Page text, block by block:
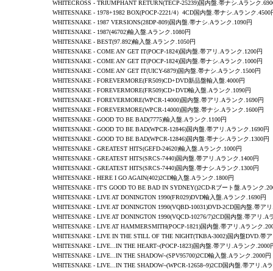
WHITECROSS - TRIUMPHANT RETURN(TECP-25239)国内盤.帯ナシ.Aランク
WHITESNAKE - 1978+1982 BOX(POCP-2221/4）4CD国内盤.帯ナシ.Aランク.4500
WHITESNAKE - 1987 VERSIONS(28DP-809)国内盤.帯ナシ.Aランク.1090円
WHITESNAKE - 1987(46702)輸入盤.Aランク.1080円
WHITESNAKE - BEST(97.892)輸入盤.Aランク.1050円
WHITESNAKE - COME AN' GET IT(POCP-1824)国内盤.帯アリ.Aランク.1200円
WHITESNAKE - COME AN' GET IT(POCP-1824)国内盤.帯ナシ.Aランク.1000円
WHITESNAKE - COME AN' GET IT(UICY-6879)国内盤.帯ナシ.Aランク.1500円
WHITESNAKE - FOREVERMORE(FR509)CD+DVD新品盤輸入盤.4000円
WHITESNAKE - FOREVERMORE(FR509)CD+DVD輸入盤.Aランク.1090円
WHITESNAKE - FOREVERMORE(WPCR-14000)国内盤.帯アリ.Aランク.1690円
WHITESNAKE - FOREVERMORE(WPCR-14000)国内盤.帯ナシ.Aランク.1600円
WHITESNAKE - GOOD TO BE BAD(7775)輸入盤.Aランク.1100円
WHITESNAKE - GOOD TO BE BAD(WPCR-12846)国内盤.帯アリ.Aランク.1690円
WHITESNAKE - GOOD TO BE BAD(WPCR-12846)国内盤.帯ナシ.Aランク.1300円
WHITESNAKE - GREATEST HITS(GEFD-24620)輸入盤.Aランク.1000円
WHITESNAKE - GREATEST HITS(SRCS-7440)国内盤.帯アリ.Aランク.1400円
WHITESNAKE - GREATEST HITS(SRCS-7440)国内盤.帯ナシ.Aランク.1300円
WHITESNAKE - HERE I GO AGAIN(402)2CD輸入盤.Aランク.1800円
WHITESNAKE - IT'S GOOD TO BE BAD IN SYDNEY()2CD-Rブート盤.Aランク
WHITESNAKE - LIVE AT DONINGTON 1990(FR029)DVD輸入盤.Aランク.1690円
WHITESNAKE - LIVE AT DONINGTON 1990(VQBD-10031)DVD-2CD国内盤.帯ア
WHITESNAKE - LIVE AT DONINGTON 1990(VQCD-10276/7)2CD国内盤.帯アリ.A
WHITESNAKE - LIVE AT HAMMERSMITH(POCP-1821)国内盤.帯アリ.Aランク
WHITESNAKE - LIVE IN THE STILL OF THE NIGHT(TKBA-3002)国内盤DVD.帯
WHITESNAKE - LIVE...IN THE HEART~(POCP-1823)国内盤.帯アリ.Aランク.2000
WHITESNAKE - LIVE...IN THE SHADOW~(SPV95700)2CD輸入盤.Aランク.2000円
WHITESNAKE - LIVE...IN THE SHADOW~(WPCR-12658~9)2CD国内盤.帯アリ.A